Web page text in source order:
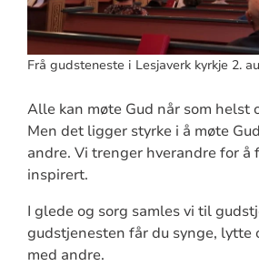
Frå gudsteneste i Lesjaverk kyrkje 2.
Alle kan møte Gud når som helst
Men det ligger styrke i å møte
andre. Vi trenger hverandre for å
inspirert.
I glede og sorg samles vi til
gudstjenesten får du synge, lytte
med andre.